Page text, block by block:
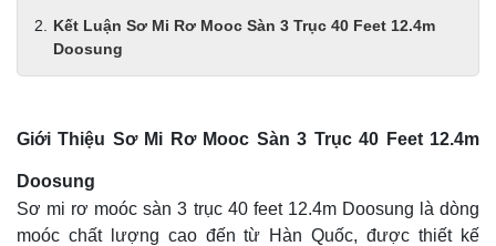
Kết Luận Sơ Mi Rơ Mooc Sàn 3 Trục 40 Feet 12.4m
Doosung
Giới Thiệu Sơ Mi Rơ Mooc Sàn 3 Trục 40 Feet 12.4m
Doosung
Sơ mi rơ moóc sàn 3 trục 40 feet 12.4m Doosung là dòng
moóc chất lượng cao đến từ Hàn Quốc, được thiết kế